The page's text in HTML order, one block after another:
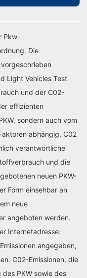
Pkw-
Die
Light Vehicles Test
und der C02-
effizienten
sondern auch vom
abhängig. C02
verantwortliche
und die
neuen PKW-
Form einsehbar an
neue
angeboten werden.
Internetadresse:
angegeben,
C02-Emissionen, die
PKW sowie des